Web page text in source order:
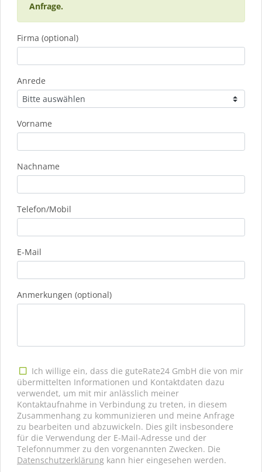
Anfrage.
Firma (optional)
Anrede
Vorname
Nachname
Telefon/Mobil
E-Mail
Anmerkungen (optional)
Ich willige ein, dass die guteRate24 GmbH die von mir
übermittelten Informationen und Kontaktdaten dazu
verwendet, um mit mir anlässlich meiner
Kontaktaufnahme in Verbindung zu treten, in diesem
Zusammenhang zu kommunizieren und meine Anfrage
zu bearbeiten und abzuwickeln. Dies gilt insbesondere
für die Verwendung der E-Mail-Adresse und der
Telefonnummer zu den vorgenannten Zwecken. Die
Datenschutzerklärung kann hier eingesehen werden.